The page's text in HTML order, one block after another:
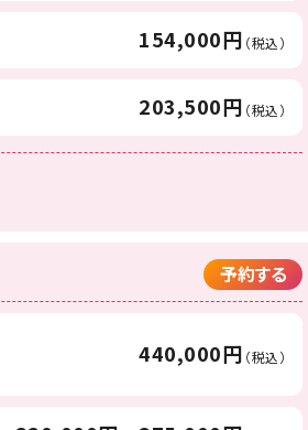
154,000円 （税込）
203,500円 （税込）
予約する
440,000円 （税込）